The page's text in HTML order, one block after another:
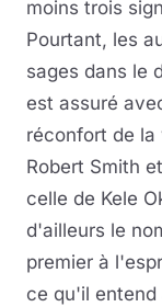
moins trois
Pourtant, les
sages dans le
est assuré
réconfort de la
Robert Smith
celle de Kele
d'ailleurs le
premier à
ce qu'il